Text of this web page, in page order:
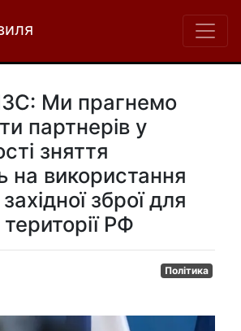
Ми прагнемо
партнерів у
зняття
на використання
зброї для
РФ
Політика